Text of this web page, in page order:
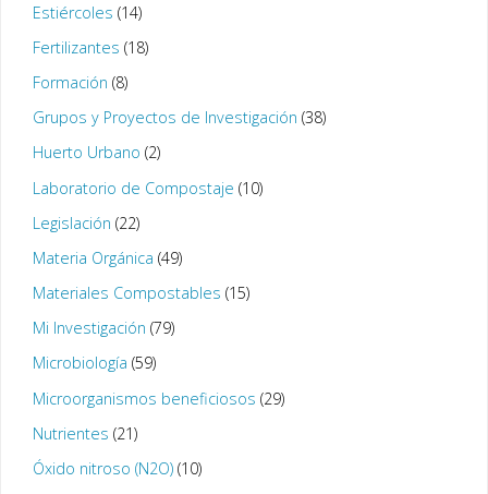
Estiércoles (14)
Fertilizantes (18)
Formación (8)
Grupos y Proyectos de Investigación (38)
Huerto Urbano (2)
Laboratorio de Compostaje (10)
Legislación (22)
Materia Orgánica (49)
Materiales Compostables (15)
Mi Investigación (79)
Microbiología (59)
Microorganismos beneficiosos (29)
Nutrientes (21)
Óxido nitroso (N2O)(10)